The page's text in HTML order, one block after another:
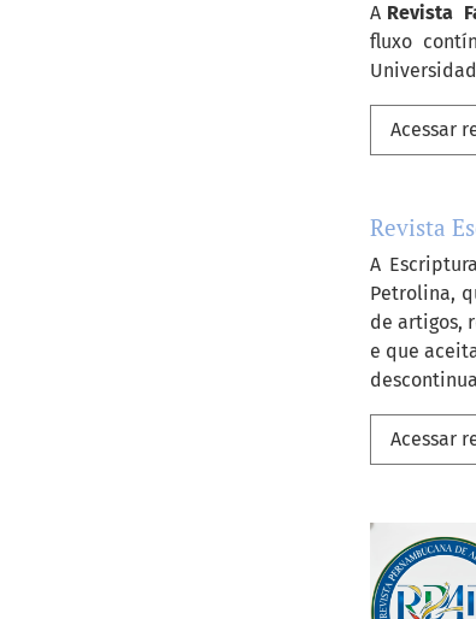
A Revista
fluxo
Acessar
Revista
A
Petrolina,
de artigos,
e que
Acessar